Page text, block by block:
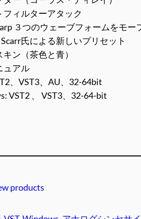
フィルターアタック
３つのウェーブフォームをモー
氏による新しいプリセット
ン（茶色と青）
ュアル
、VST3、AU、32-64bit
VST2 、 VST3、32-64-bit
products